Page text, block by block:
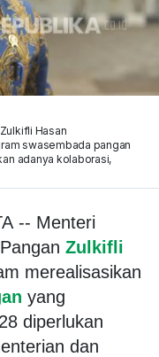
Hasan
swasembada pangan
adanya kolaborasi,
-- Menteri
Zulkifli
merealisasikan
yang
diperlukan
dan